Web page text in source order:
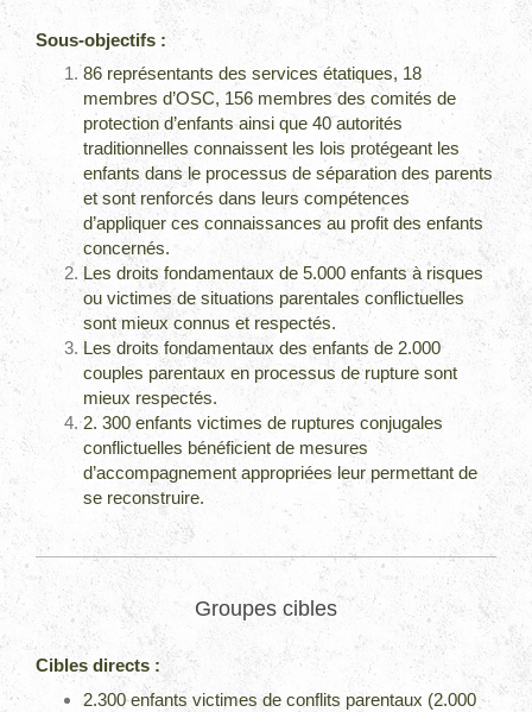
Sous-objectifs :
86 représentants des services étatiques, 18
membres d’OSC, 156 membres des comités de
protection d’enfants ainsi que 40 autorités
traditionnelles connaissent les lois protégeant les
enfants dans le processus de séparation des parents
et sont renforcés dans leurs compétences
d’appliquer ces connaissances au profit des enfants
concernés.
Les droits fondamentaux de 5.000 enfants à risques
ou victimes de situations parentales conflictuelles
sont mieux connus et respectés.
Les droits fondamentaux des enfants de 2.000
couples parentaux en processus de rupture sont
mieux respectés.
2. 300 enfants victimes de ruptures conjugales
conflictuelles bénéficient de mesures
d’accompagnement appropriées leur permettant de
se reconstruire.
Groupes cibles
Cibles directs :
2.300 enfants victimes de conflits parentaux (2.000